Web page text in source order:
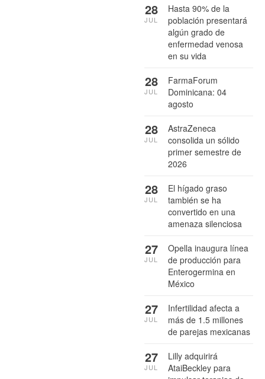
Hasta 90% de la
población presentará
algún grado de
enfermedad venosa
en su vida
28
JUL
FarmaForum
Dominicana: 04
agosto
28
JUL
AstraZeneca
consolida un sólido
primer semestre de
2026
28
JUL
El hígado graso
también se ha
convertido en una
amenaza silenciosa
28
JUL
Opella inaugura línea
de producción para
Enterogermina en
México
27
JUL
Infertilidad afecta a
más de 1.5 millones
de parejas mexicanas
27
JUL
Lilly adquirirá
AtaiBeckley para
27
JUL